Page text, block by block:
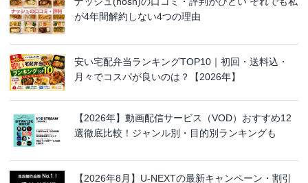
が4年間解約しない4つの理由
安い宅配弁当ランキングTOP10｜初回・送料込・
月々でコスパが良いのは？【2026年】
【2026年】動画配信サービス（VOD）おすすめ12
選徹底比較！ジャンル別・目的別ランキングも
【2026年8月】U-NEXTの最新キャンペーン・割引